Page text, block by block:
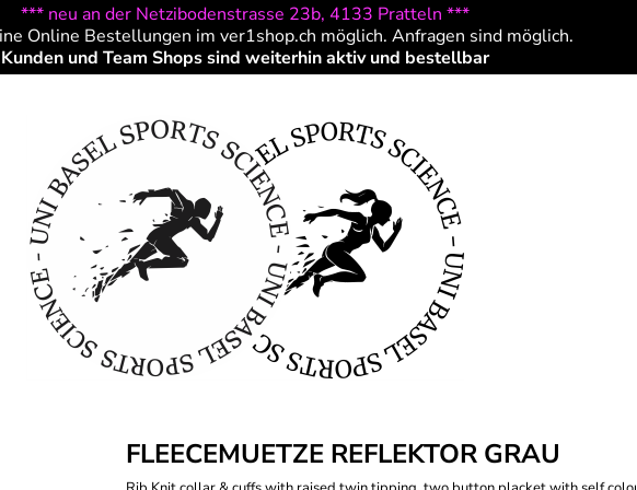
*** neu an der Netzibodenstrasse 23b, 4133 Pratteln ***
Online Bestellungen im ver1shop.ch möglich. Anfragen sind möglich.
Kunden und Team Shops sind weiterhin aktiv und bestellbar
FLEECEMUETZE REFLEKTOR GRAU